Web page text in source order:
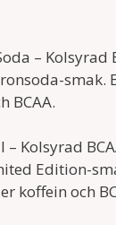
– Kolsyrad
smak.
BCAA.
– Kolsyrad
Edition-
koffein och